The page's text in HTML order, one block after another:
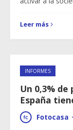
Leer más
INFORMES
Un 0,3%
España
Fotocasa ·